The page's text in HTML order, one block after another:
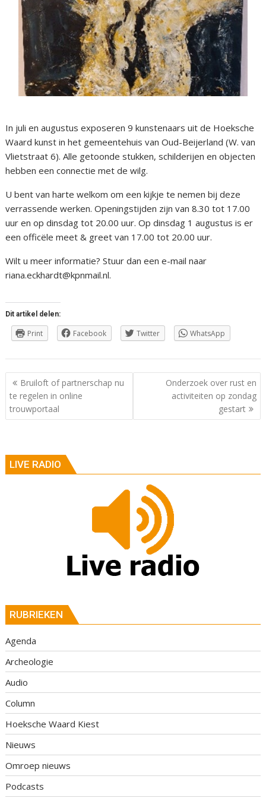
In juli en augustus exposeren 9 kunstenaars uit de Hoeksche
Waard kunst in het gemeentehuis van Oud-Beijerland (W. van
Vlietstraat 6). Alle getoonde stukken, schilderijen en objecten
hebben een connectie met de wilg.
U bent van harte welkom om een kijkje te nemen bij deze
verrassende werken. Openingstijden zijn van 8.30 tot 17.00
uur en op dinsdag tot 20.00 uur. Op dinsdag 1 augustus is er
een officële meet & greet van 17.00 tot 20.00 uur.
Wilt u meer informatie? Stuur dan een e-mail naar
riana.eckhardt@kpnmail.nl.
Dit artikel delen:
Print Facebook Twitter WhatsApp
Berichtnavigatie
Bruiloft of partnerschap nu
te regelen in online
trouwportaal
Onderzoek over rust en
activiteiten op zondag
gestart
LIVE RADIO
RUBRIEKEN
Agenda
Archeologie
Audio
Column
Hoeksche Waard Kiest
Nieuws
Omroep nieuws
Podcasts